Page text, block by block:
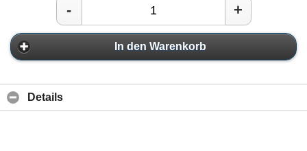
- +
In den Warenkorb
Details